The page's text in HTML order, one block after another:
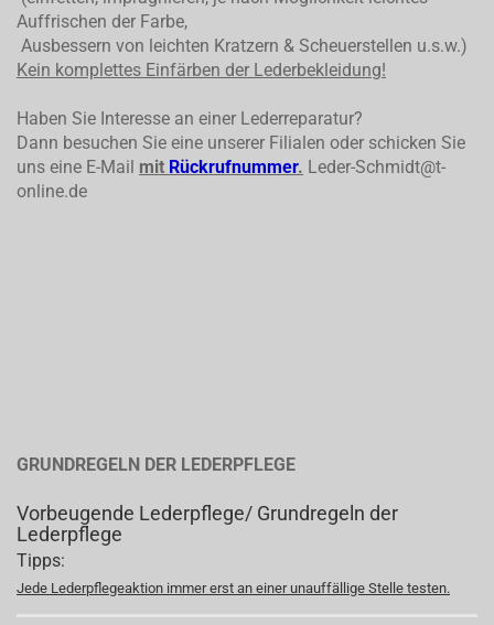
Auffrischen der Farbe,
Ausbessern von leichten Kratzern & Scheuerstellen u.s.w.)
Kein komplettes Einfärben der Lederbekleidung!
Haben Sie Interesse an einer Lederreparatur?
Dann besuchen Sie eine unserer Filialen oder schicken Sie
uns eine E-Mail mit Rückrufnummer. Leder-Schmidt@t-
online.de
GRUNDREGELN DER LEDERPFLEGE
Vorbeugende Lederpflege/ Grundregeln der
Lederpflege
Tipps:
Jede Lederpflegeaktion immer erst an einer unauffällige Stelle testen.